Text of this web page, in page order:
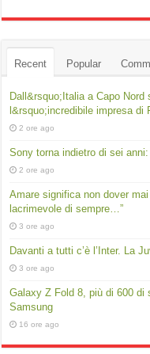
Recent Popular
Dall&rsquo;Italia a Capo
l&rsquo;incredibile impresa di
2 ore ago
Sony torna indietro di sei
2 ore ago
Amare significa non dover
lacrimevole di sempre…”
3 ore ago
Davanti a tutti c’è l’Inter. La
3 ore ago
Galaxy Z Fold 8, più di 600
Samsung
16 ore ago